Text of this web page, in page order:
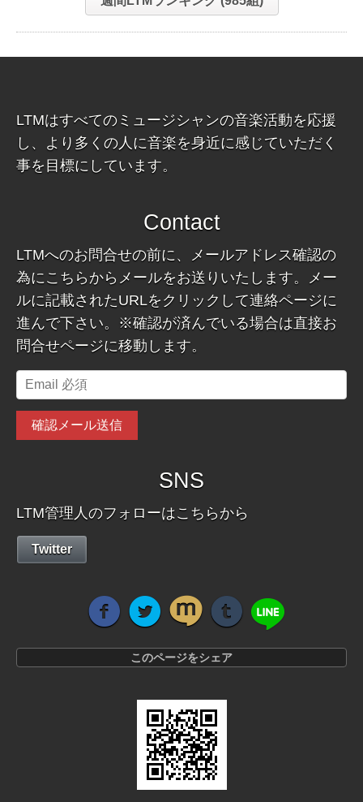
LTMはすべてのミュージシャンの音楽活動を応援
し、より多くの人に音楽を身近に感じていただく
事を目標にしています。
Contact
LTMへのお問合せの前に、メールアドレス確認の
為にこちらからメールをお送りいたします。メー
ルに記載されたURLをクリックして連絡ページに
進んで下さい。※確認が済んでいる場合は直接お
問合せページに移動します。
SNS
LTM管理人のフォローはこちらから
Twitter
このページをシェア